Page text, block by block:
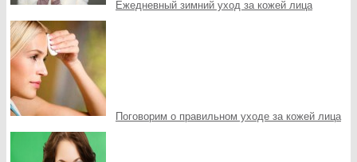
Ежедневный зимний уход за кожей лица
Поговорим о правильном уходе за кожей лица